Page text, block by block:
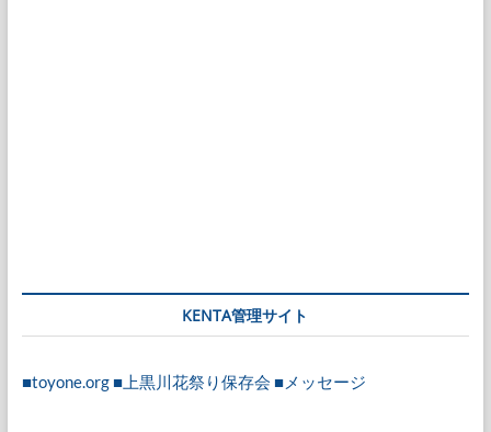
KENTA管理サイト
■toyone.org ■上黒川花祭り保存会 ■メッセージ